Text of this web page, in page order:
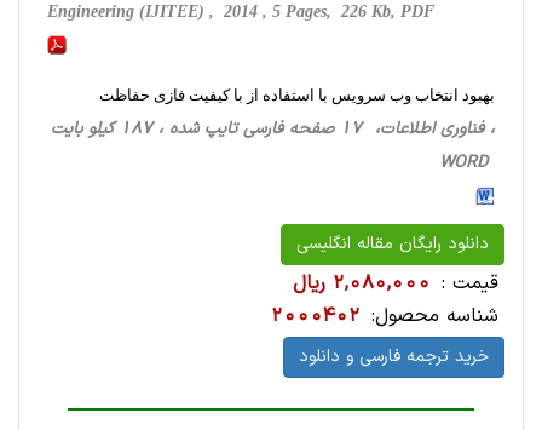
Engineering (IJITEE) , 2014 , 5 Pages, 226 Kb, PDF
بهبود انتخاب وب سرویس با استفاده از با کیفیت فازی حفاظت
، فناوری اطلاعات، 17 صفحه فارسی تایپ شده ، 187 کیلو بایت
WORD
دانلود رایگان مقاله انگلیسی
قیمت : 2,080,000 ریال
شناسه محصول: 2000402
خرید ترجمه فارسی و دانلود